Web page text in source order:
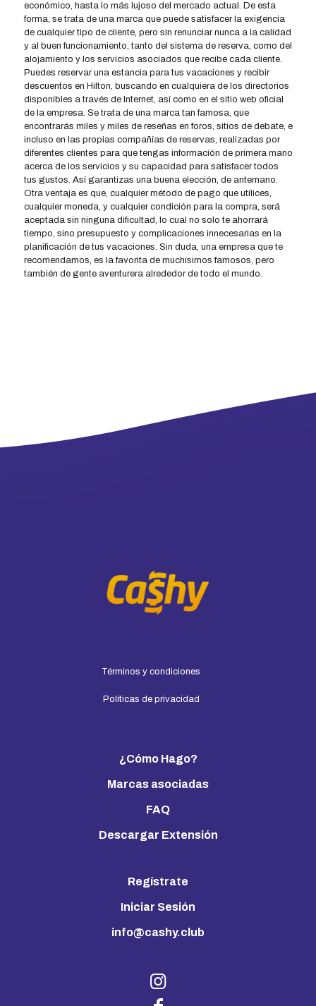
económico, hasta lo más lujoso del mercado actual. De esta
forma, se trata de una marca que puede satisfacer la exigencia
de cualquier tipo de cliente, pero sin renunciar nunca a la calidad
y al buen funcionamiento, tanto del sistema de reserva, como del
alojamiento y los servicios asociados que recibe cada cliente.
Puedes reservar una estancia para tus vacaciones y recibir
descuentos en Hilton, buscando en cualquiera de los directorios
disponibles a través de Internet, así como en el sitio web oficial
de la empresa. Se trata de una marca tan famosa, que
encontrarás miles y miles de reseñas en foros, sitios de debate, e
incluso en las propias compañías de reservas, realizadas por
diferentes clientes para que tengas información de primera mano
acerca de los servicios y su capacidad para satisfacer todos
tus gustos. Así garantizas una buena elección, de antemano.
Otra ventaja es que, cualquier método de pago que utilices,
cualquier moneda, y cualquier condición para la compra, será
aceptada sin ninguna dificultad, lo cual no solo te ahorrará
tiempo, sino presupuesto y complicaciones innecesarias en la
planificación de tus vacaciones. Sin duda, una empresa que te
recomendamos, es la favorita de muchísimos famosos, pero
también de gente aventurera alrededor de todo el mundo.
Términos y condiciones
Políticas de privacidad
¿Cómo Hago?
Marcas asociadas
FAQ
Descargar Extensión
Regístrate
Iniciar Sesión
info@cashy.club